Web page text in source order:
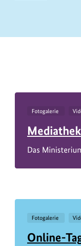
Fotogalerie
Mediathek
Das
Fotogalerie
Online-